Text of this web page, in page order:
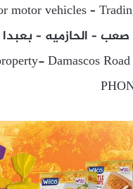
motor vehicles –
– الحازميه – بعبدا
Damascos